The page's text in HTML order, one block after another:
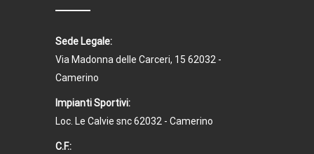
Sede Legale:
Via Madonna delle Carceri, 15 62032 -
Camerino
Impianti Sportivi:
Loc. Le Calvie snc 62032 - Camerino
C.F.: